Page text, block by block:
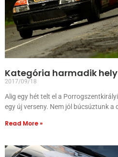
Kategória harmadik
2017/09/18
Alig egy hét telt el a
egy új verseny. Nem jól búcsúztunk a
Read More »